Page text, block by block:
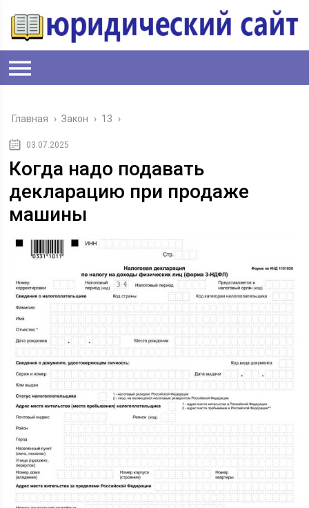
Главная › Закон › 13 ›
03.07.2025
Когда надо подавать
декларацию при продаже
машины